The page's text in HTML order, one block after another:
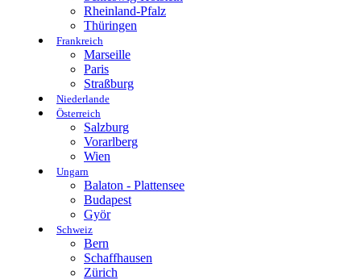
Rheinland-Pfalz
Thüringen
Frankreich
Marseille
Paris
Straßburg
Niederlande
Österreich
Salzburg
Vorarlberg
Wien
Ungarn
Balaton - Plattensee
Budapest
Györ
Schweiz
Bern
Schaffhausen
Zürich